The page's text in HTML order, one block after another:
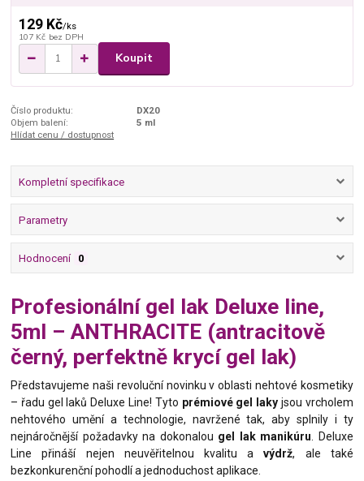
129 Kč/ks
107 Kč bez DPH
Koupit
Číslo produktu:
DX20
Objem balení:
5 ml
Hlídat cenu / dostupnost
Kompletní specifikace
Parametry
Hodnocení 0
Profesionální gel lak Deluxe line,
5ml – ANTHRACITE (antracitově
černý, perfektně krycí gel lak)
Představujeme naši revoluční novinku v oblasti nehtové kosmetiky
– řadu gel laků Deluxe Line! Tyto prémiové gel laky jsou vrcholem
nehtového umění a technologie, navržené tak, aby splnily i ty
nejnáročnější požadavky na dokonalou gel lak manikúru . Deluxe
Line přináší nejen neuvěřitelnou kvalitu avýdrž, ale také
bezkonkurenční pohodlí a jednoduchost aplikace.